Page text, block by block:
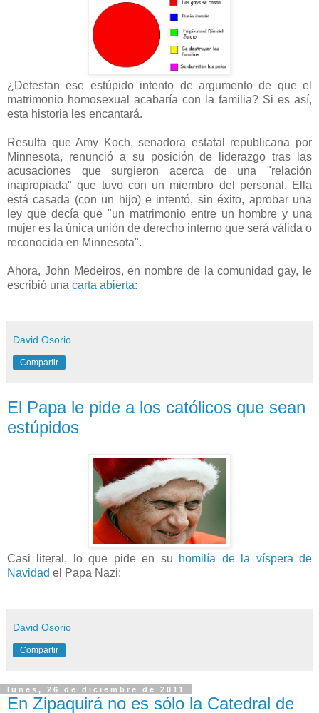
¿Detestan ese estúpido intento de argumento de que el
matrimonio homosexual acabaría con la familia? Si es así,
esta historia les encantará.
Resulta que Amy Koch, senadora estatal republicana por
Minnesota, renunció a su posición de liderazgo tras las
acusaciones que surgieron acerca de una "relación
inapropiada" que tuvo con un miembro del personal. Ella
está casada (con un hijo) e intentó, sin éxito, aprobar una
ley que decía que "un matrimonio entre un hombre y una
mujer es la única unión de derecho interno que será válida o
reconocida en Minnesota".
Ahora, John Medeiros, en nombre de la comunidad gay, le
escribió una carta abierta:
David Osorio
Compartir
El Papa le pide a los católicos que sean
estúpidos
Casi literal, lo que pide en su
homilía de la víspera de
Navidad el Papa Nazi:
David Osorio
Compartir
lunes, 26 de diciembre de 2011
En Zipaquirá no es sólo la Catedral de